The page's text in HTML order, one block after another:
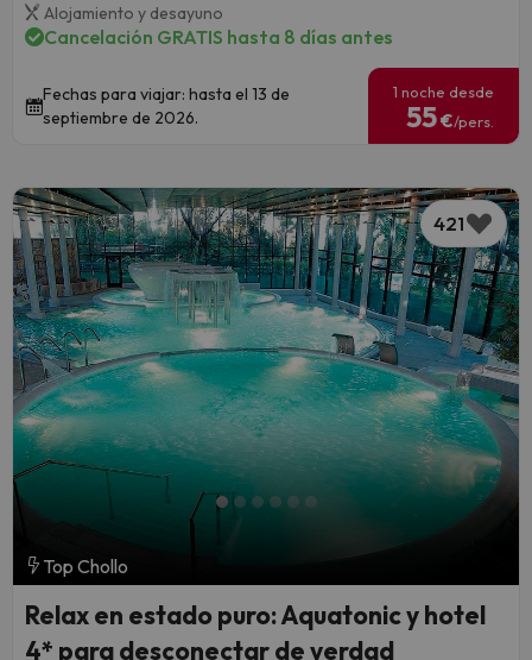
Alojamiento y desayuno
Cancelación GRATIS hasta 8 días antes
Fechas para viajar: hasta el 13 de
septiembre de 2026.
1 noche desde
55€/pers.
421
Top Chollo
Relax en estado puro: Aquatonic y hotel
4* para desconectar de verdad